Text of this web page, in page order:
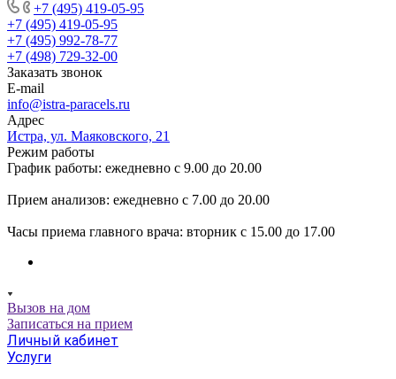
+7 (495) 419-05-95
+7 (495) 419-05-95
+7 (495) 992-78-77
+7 (498) 729-32-00
Заказать звонок
E-mail
info@istra-paracels.ru
Адрес
Истра, ул. Маяковского, 21
Режим работы
График работы: ежедневно с 9.00 до 20.00
Прием анализов: ежедневно с 7.00 до 20.00
Часы приема главного врача: вторник с 15.00 до 17.00
Вызов на дом
Записаться на прием
Личный кабинет
Услуги